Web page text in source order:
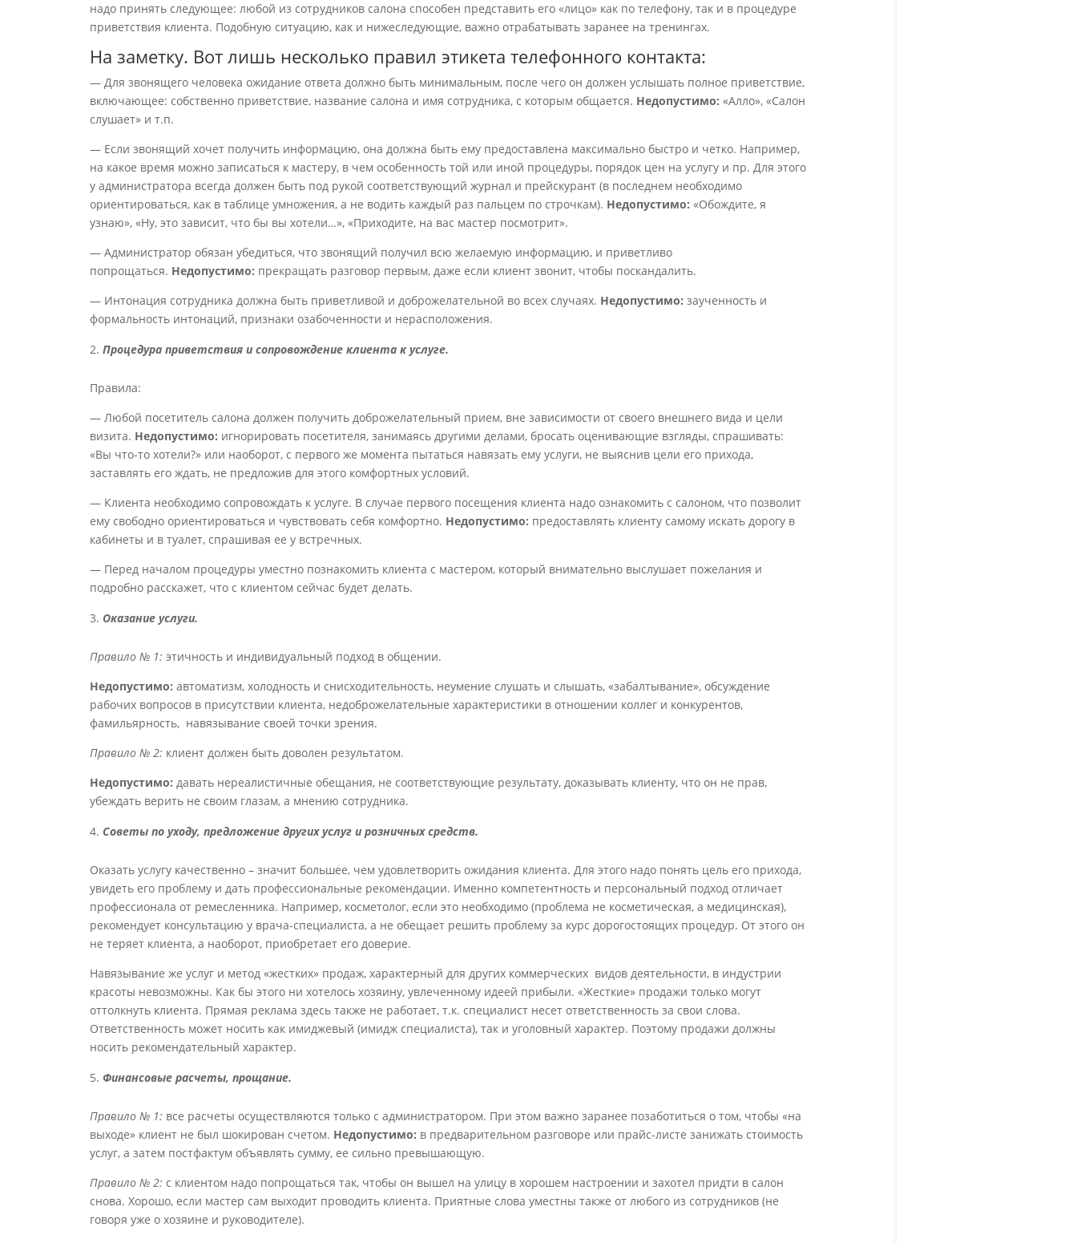
надо принять следующее: любой из сотрудников салона способен представить его «лицо» как по телефону, так и в процедуре
приветствия клиента. Подобную ситуацию, как и нижеследующие, важно отрабатывать заранее на тренингах.
На заметку. Вот лишь несколько правил этикета телефонного контакта:
— Для звонящего человека ожидание ответа должно быть минимальным, после чего он должен услышать полное приветствие,
включающее: собственно приветствие, название салона и имя сотрудника, с которым общается. Недопустимо: «Алло», «Салон
слушает» и т.п.
— Если звонящий хочет получить информацию, она должна быть ему предоставлена максимально быстро и четко. Например,
на какое время можно записаться к мастеру, в чем особенность той или иной процедуры, порядок цен на услугу и пр. Для этого
у администратора всегда должен быть под рукой соответствующий журнал и прейскурант (в последнем необходимо
ориентироваться, как в таблице умножения, а не водить каждый раз пальцем по строчкам). Недопустимо: «Обождите, я
узнаю», «Ну, это зависит, что бы вы хотели…», «Приходите, на вас мастер посмотрит».
— Администратор обязан убедиться, что звонящий получил всю желаемую информацию, и приветливо
попрощаться. Недопустимо: прекращать разговор первым, даже если клиент звонит, чтобы поскандалить.
— Интонация сотрудника должна быть приветливой и доброжелательной во всех случаях. Недопустимо: заученность и
формальность интонаций, признаки озабоченности и нерасположения.
Процедура приветствия и сопровождение клиента к услуге.
Правила:
— Любой посетитель салона должен получить доброжелательный прием, вне зависимости от своего внешнего вида и цели
визита. Недопустимо: игнорировать посетителя, занимаясь другими делами, бросать оценивающие взгляды, спрашивать:
«Вы что-то хотели?» или наоборот, с первого же момента пытаться навязать ему услуги, не выяснив цели его прихода,
заставлять его ждать, не предложив для этого комфортных условий.
— Клиента необходимо сопровождать к услуге. В случае первого посещения клиента надо ознакомить с салоном, что позволит
ему свободно ориентироваться и чувствовать себя комфортно. Недопустимо: предоставлять клиенту самому искать дорогу в
кабинеты и в туалет, спрашивая ее у встречных.
— Перед началом процедуры уместно познакомить клиента с мастером, который внимательно выслушает пожелания и
подробно расскажет, что с клиентом сейчас будет делать.
Оказание услуги.
Правило № 1: этичность и индивидуальный подход в общении.
Недопустимо: автоматизм, холодность и снисходительность, неумение слушать и слышать, «забалтывание», обсуждение
рабочих вопросов в присутствии клиента, недоброжелательные характеристики в отношении коллег и конкурентов,
фамильярность, навязывание своей точки зрения.
Правило № 2: клиент должен быть доволен результатом.
Недопустимо: давать нереалистичные обещания, не соответствующие результату, доказывать клиенту, что он не прав,
убеждать верить не своим глазам, а мнению сотрудника.
Советы по уходу, предложение других услуг и розничных средств.
Оказать услугу качественно – значит большее, чем удовлетворить ожидания клиента. Для этого надо понять цель его прихода,
увидеть его проблему и дать профессиональные рекомендации. Именно компетентность и персональный подход отличает
профессионала от ремесленника. Например, косметолог, если это необходимо (проблема не косметическая, а медицинская),
рекомендует консультацию у врача-специалиста, а не обещает решить проблему за курс дорогостоящих процедур. От этого он
не теряет клиента, а наоборот, приобретает его доверие.
Навязывание же услуг и метод «жестких» продаж, характерный для других коммерческих видов деятельности, в индустрии
красоты невозможны. Как бы этого ни хотелось хозяину, увлеченному идеей прибыли. «Жесткие» продажи только могут
оттолкнуть клиента. Прямая реклама здесь также не работает, т.к. специалист несет ответственность за свои слова.
Ответственность может носить как имиджевый (имидж специалиста), так и уголовный характер. Поэтому продажи должны
носить рекомендательный характер.
Финансовые расчеты, прощание.
Правило № 1: все расчеты осуществляются только с администратором. При этом важно заранее позаботиться о том, чтобы «на
выходе» клиент не был шокирован счетом. Недопустимо: в предварительном разговоре или прайс-листе занижать стоимость
услуг, а затем постфактум объявлять сумму, ее сильно превышающую.
Правило № 2: с клиентом надо попрощаться так, чтобы он вышел на улицу в хорошем настроении и захотел придти в салон
снова. Хорошо, если мастер сам выходит проводить клиента. Приятные слова уместны также от любого из сотрудников (не
говоря уже о хозяине и руководителе).